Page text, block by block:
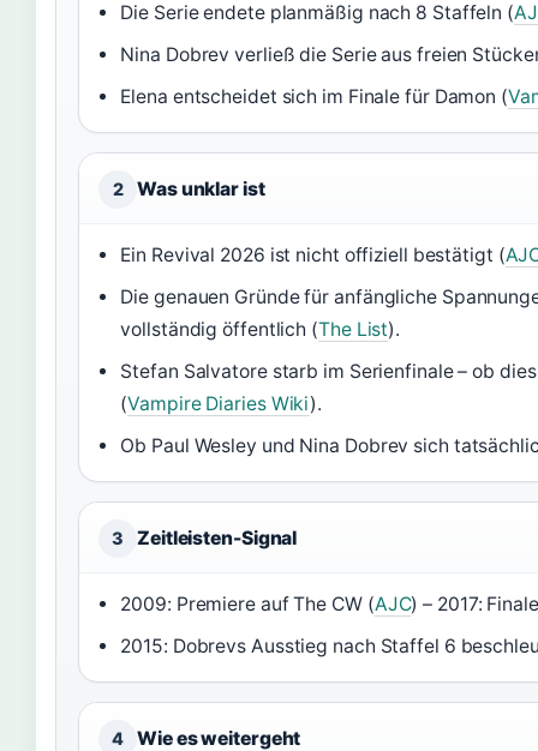
Die Serie endete planmäßig nach 8 Staffeln (
Nina Dobrev verließ die Serie aus freien
Elena entscheidet sich im Finale für Damon (
2 Was unklar ist
Ein Revival 2026 ist nicht offiziell bestätigt (
Die genauen Gründe für anfängliche
vollständig öffentlich (The List).
Stefan Salvatore starb im Serienfinale – ob
(Vampire Diaries Wiki).
Ob Paul Wesley und Nina Dobrev sich
3 Zeitleisten-Signal
2009: Premiere auf The CW (AJC) – 2017:
2015: Dobrevs Ausstieg nach Staffel 6
4 Wie es weitergeht